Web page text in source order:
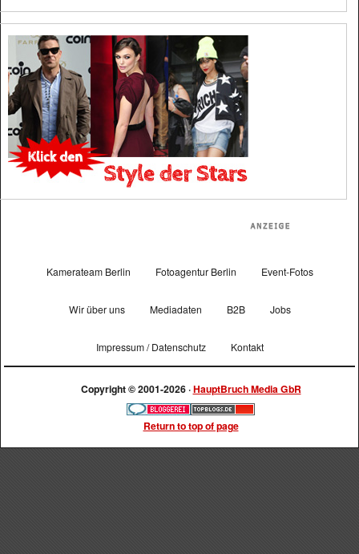
Kamerateam Berlin Fotoagentur Berlin Event-Fotos
Wir über uns Mediadaten B2B Jobs
Impressum / Datenschutz Kontakt
Copyright © 2001-2026 ·HauptBruch Media GbR
Return to top of page